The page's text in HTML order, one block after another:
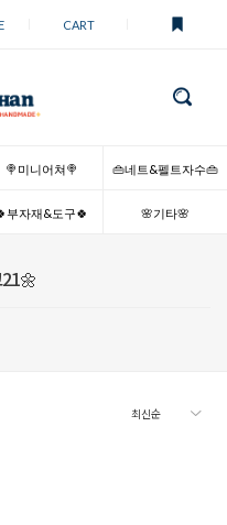
CART
🍭미니어쳐🍭 👜네트&펠트자수👜
부자재&도구🍀 🌸기타🌸